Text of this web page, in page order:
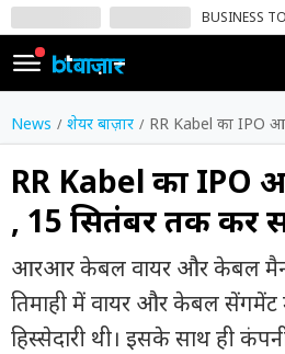
BUSINESS
SIGN
IN
Dark
Mode
होम
शेयर
बाज़ार
वीडियो
News शेयर बाज़ार RR Kabel का IPO आज से
RR Kabel का
, 15 सितंबर तक
आरआर केबल वायर और केबल
तिमाही में वायर और केबल
हिस्सेदारी थी। इसके साथ ही